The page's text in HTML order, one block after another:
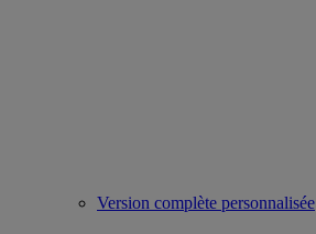
Version complète personnalisée